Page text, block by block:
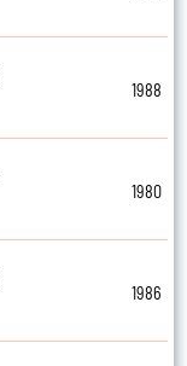
1988
1980
1986